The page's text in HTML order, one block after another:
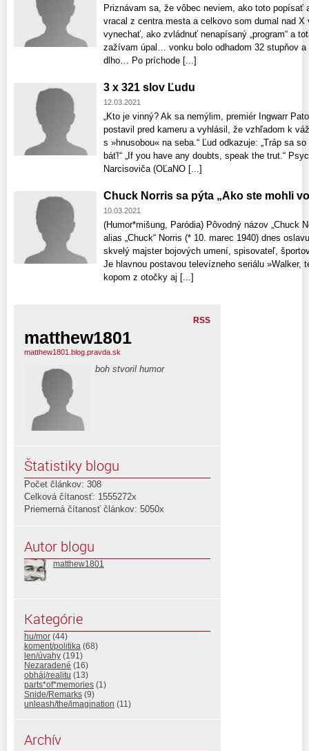
Priznávam sa, že vôbec neviem, ako toto
vracal z centra mesta a celkovo som dumal nad
vynechať, ako zvládnuť nenapísaný „program“ a
zažívam úpal… vonku bolo odhadom 32 stupňov
dlho… Po príchode [...]
3 x 321 slov Ľudu
12.03.2021
„Kto je vinný? Ak sa nemýlim, premiér Ingwarr
postavil pred kameru a vyhlásil, že vzhľadom k
s »hnusobou« na seba.“ Ľud odkazuje: „Tráp sa
báť!“ „If you have any doubts, speak the trut.“
Narcisoviča (OĽaNO [...]
Chuck Norris sa pýta „Ako ste mohli
10.03.2021
(Humor*mišung, Paródia) Pôvodný názov „Chuck
alias „Chuck“ Norris (* 10. marec 1940) dnes
skvelý majster bojových umení, spisovateľ,
Je hlavnou postavou televízneho seriálu »Walker,
kopom z otočky aj [...]
RSS
matthew1801
matthew1801.blog.pravda.sk
boh stvoril humor
Štatistiky blogu
Počet článkov: 308
Celková čítanosť: 1555272x
Priemerná čítanosť článkov: 5050x
Autor blogu
matthew1801
Kategórie
hu/mor (44)
koment/politika (68)
len/úvahy (191)
Nezaradené (16)
obháj/realitu (13)
parts*of*memories (1)
Snide/Remarks (9)
unleash/the/imagination (11)
Archív